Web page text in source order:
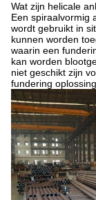
Wat zijn helicale
Een spiraalvormig
wordt gebruikt in
kunnen worden
waarin een
kan worden
niet geschikt zijn
fundering